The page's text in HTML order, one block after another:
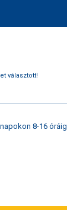
választott!
8-16 óráig